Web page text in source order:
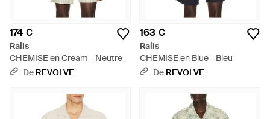
174 €
Rails
CHEMISE en Cream - Neutre
De REVOLVE
163 €
Rails
CHEMISE en Blue - Bleu
De REVOLVE